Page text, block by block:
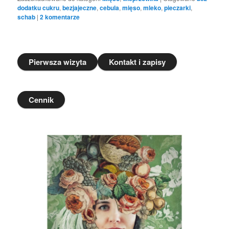
dodatku cukru,bezjajeczne,cebula,mięso,mleko,pieczarki,
schab |2komentarze
Pierwsza wizyta Kontakt i zapisy
Cennik